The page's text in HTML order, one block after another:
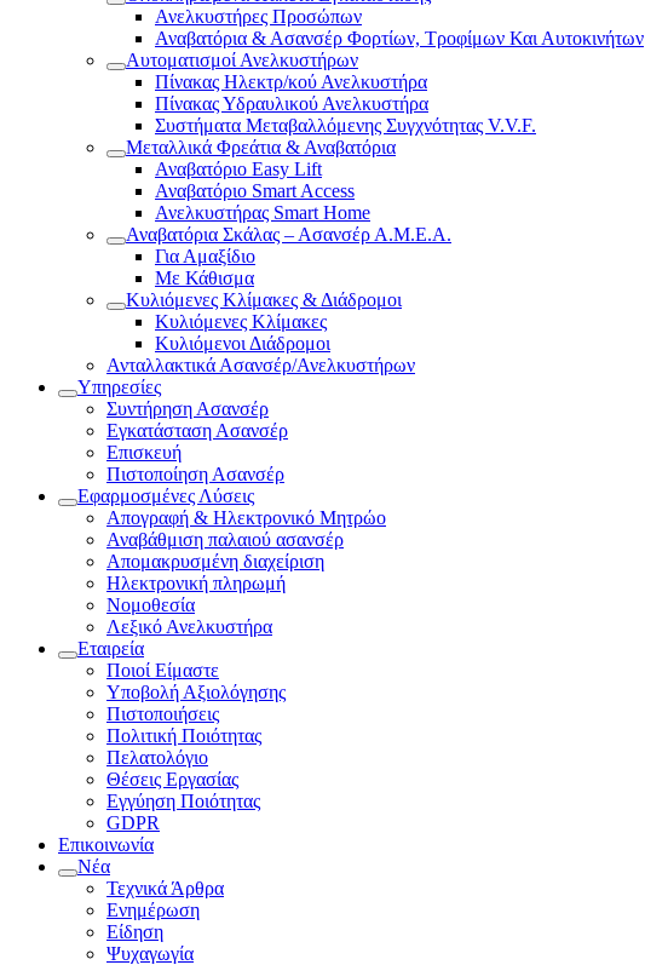
Ανελκυστήρες Προσώπων
Αναβατόρια & Ασανσέρ Φορτίων, Τροφίμων Και Αυτοκινήτων
Αυτοματισμοί Ανελκυστήρων
Πίνακας Ηλεκτρ/κού Ανελκυστήρα
Πίνακας Υδραυλικού Ανελκυστήρα
Συστήματα Μεταβαλλόμενης Συγχνότητας V.V.F.
Μεταλλικά Φρεάτια & Αναβατόρια
Αναβατόριο Easy Lift
Αναβατόριο Smart Access
Ανελκυστήρας Smart Home
Αναβατόρια Σκάλας – Ασανσέρ Α.Μ.Ε.Α.
Για Αμαξίδιο
Με Κάθισμα
Κυλιόμενες Κλίμακες & Διάδρομοι
Κυλιόμενες Κλίμακες
Κυλιόμενοι Διάδρομοι
Ανταλλακτικά Ασανσέρ/Ανελκυστήρων
Υπηρεσίες
Συντήρηση Ασανσέρ
Εγκατάσταση Ασανσέρ
Επισκευή
Πιστοποίηση Ασανσέρ
Εφαρμοσμένες Λύσεις
Απογραφή & Ηλεκτρονικό Μητρώο
Αναβάθμιση παλαιού ασανσέρ
Απομακρυσμένη διαχείριση
Ηλεκτρονική πληρωμή
Νομοθεσία
Λεξικό Ανελκυστήρα
Εταιρεία
Ποιοί Είμαστε
Υποβολή Αξιολόγησης
Πιστοποιήσεις
Πολιτική Ποιότητας
Πελατολόγιο
Θέσεις Εργασίας
Εγγύηση Ποιότητας
GDPR
Επικοινωνία
Νέα
Τεχνικά Άρθρα
Ενημέρωση
Είδηση
Ψυχαγωγία